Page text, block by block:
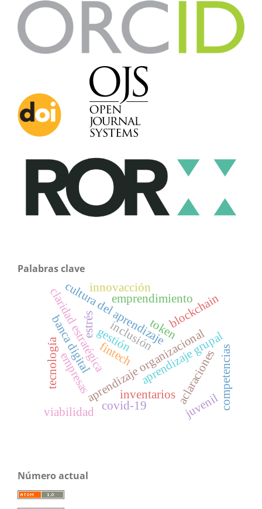
Palabras clave
aprendizaje organizacional
cultura del aprendizaje
claridad estratégica aprendizaje grupal
gestión
inventarios
empresas
viabilidad
banca digital
aclaraciones
inclusión
fintech
tokenblockchain
estrés
emprendimiento
juvenil
innovacción
competencias
covid-19
tecnología
Número actual